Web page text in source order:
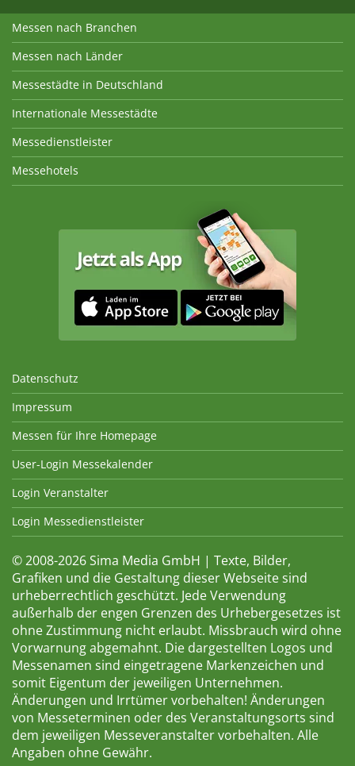
Messen nach Branchen
Messen nach Länder
Messestädte in Deutschland
Internationale Messestädte
Messedienstleister
Messehotels
Datenschutz
Impressum
Messen für Ihre Homepage
User-Login Messekalender
Login Veranstalter
Login Messedienstleister
© 2008-2026 Sima Media GmbH | Texte, Bilder,
Grafiken und die Gestaltung dieser Webseite sind
urheberrechtlich geschützt. Jede Verwendung
außerhalb der engen Grenzen des Urhebergesetzes ist
ohne Zustimmung nicht erlaubt. Missbrauch wird ohne
Vorwarnung abgemahnt. Die dargestellten Logos und
Messenamen sind eingetragene Markenzeichen und
somit Eigentum der jeweiligen Unternehmen.
Änderungen und Irrtümer vorbehalten! Änderungen
von Messeterminen oder des Veranstaltungsorts sind
dem jeweiligen Messeveranstalter vorbehalten. Alle
Angaben ohne Gewähr.